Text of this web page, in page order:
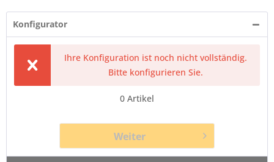
Konfigurator
Ihre Konfiguration ist noch nicht vollständig.
Bitte konfigurieren Sie.
0 Artikel
Weiter